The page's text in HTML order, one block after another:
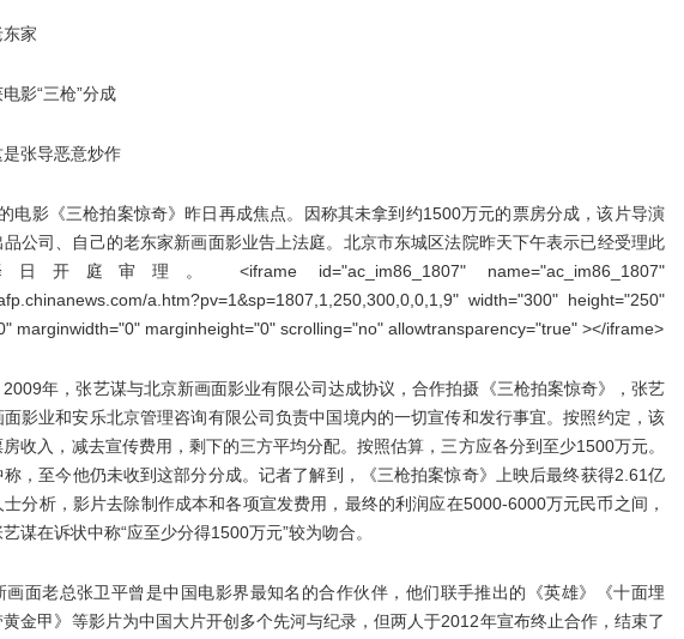
家
“三枪”分成
张导恶意炒作
影《三枪拍案惊奇》昨日再成焦点。因称其未拿到约1500万元的票房分成，该片导演
公司、自己的老东家新画面影业告上法庭。北京市东城区法院昨天下午表示已经受理此
庭审理。 <iframe id="ac_im86_1807" name="ac_im86_1807"
a.htm?pv=1&sp=1807,1,250,300,0,0,1,9" width="300" height="250"
marginwidth="0" marginheight="0" scrolling="no" allowtransparency="true" ></iframe>
年，张艺谋与北京新画面影业有限公司达成协议，合作拍摄《三枪拍案惊奇》，张艺
影业和安乐北京管理咨询有限公司负责中国境内的一切宣传和发行事宜。按照约定，该
收入，减去宣传费用，剩下的三方平均分配。按照估算，三方应各分到至少1500万元。
，至今他仍未收到这部分分成。记者了解到，《三枪拍案惊奇》上映后最终获得2.61亿
分析，影片去除制作成本和各项宣发费用，最终的利润应在5000-6000万元民币之间，
谋在诉状中称“应至少分得1500万元”较为吻合。
老总张卫平曾是中国电影界最知名的合作伙伴，他们联手推出的《英雄》《十面埋
金甲》等影片为中国大片开创多个先河与纪录，但两人于2012年宣布终止合作，结束了